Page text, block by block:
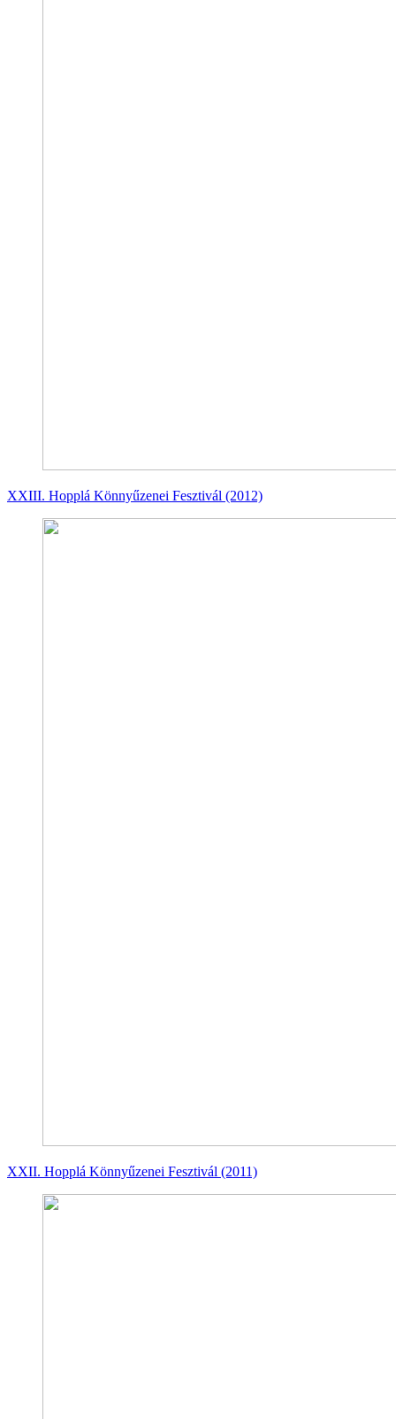
XXIII. Hopplá Könnyűzenei Fesztivál (2012)
XXII. Hopplá Könnyűzenei Fesztivál (2011)